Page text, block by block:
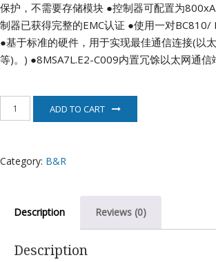
保护，不需要存储模块 ●控制器可配置为
制器已获得完整的EMC认证 ●使用一对BC810/
●基于标准的硬件，用于实现最佳通信连接(以
等)。) ●8MSA7L.E2-C009内置冗馀以太网通信
C009
机
ADD TO CART
Category: B&R
Description Reviews (0)
Description